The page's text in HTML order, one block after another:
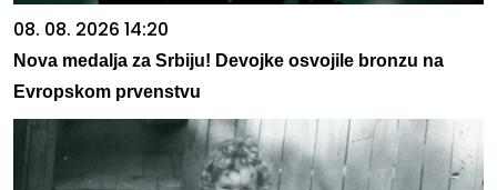
08. 08. 2026 14:20
Nova medalja za Srbiju! Devojke osvojile bronzu na
Evropskom prvenstvu